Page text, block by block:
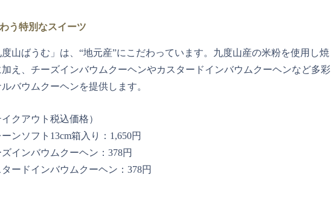
う特別なスイーツ
山ばうむ」は、“地元産”にこだわっています。九度山産の米粉を使用し焼
え、チーズインバウムクーヘンやカスタードインバウムクーヘンなど多彩
バウムクーヘンを提供します。
イクアウト税込価格）
ンソフト13cm箱入り：1,650円
インバウムクーヘン：378円
タードインバウムクーヘン：378円